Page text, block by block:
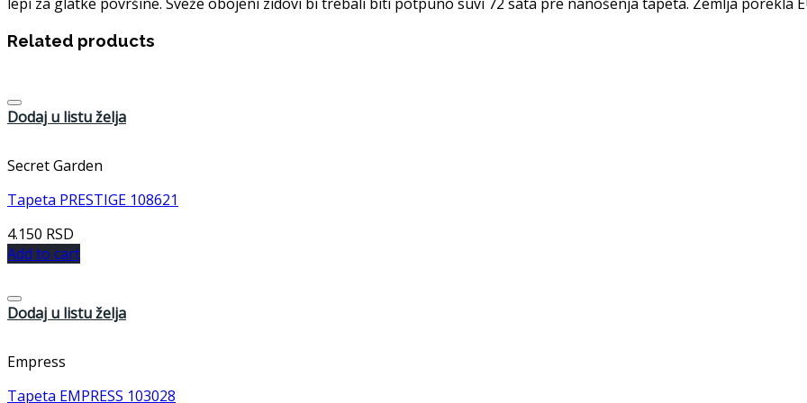
Related products
Dodaj u listu želja
Secret Garden
Tapeta PRESTIGE 108621
4.150 RSD
Add to cart
Dodaj u listu želja
Empress
Tapeta EMPRESS 103028